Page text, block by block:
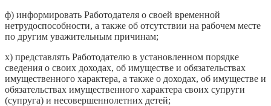
ф) информировать Работодателя о своей временной
нетрудоспособности, а также об отсутствии на рабочем месте
по другим уважительным причинам;
х) представлять Работодателю в установленном порядке
сведения о своих доходах, об имуществе и обязательствах
имущественного характера, а также о доходах, об имуществе и
обязательствах имущественного характера своих супруги
(супруга) и несовершеннолетних детей;